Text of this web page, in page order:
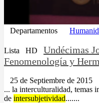
Departamentos
Lista HD
Undécimas
Fenomenología y
25 de Septiembre de 2015
... la interculturalidad, temas
de intersubjetividad.......